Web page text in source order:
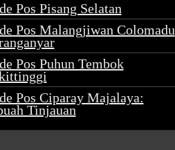
Pos Pisang Selatan
Pos Malangjiwan Colomadu
Pos Puhun Tembok
Pos Ciparay Majalaya:
Tinjauan